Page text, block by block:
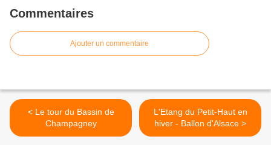
Commentaires
Ajouter un commentaire
< Le tour du Bassin de
Champagney
L'Etang du Petit-Haut en
hiver - Ballon d'Alsace >